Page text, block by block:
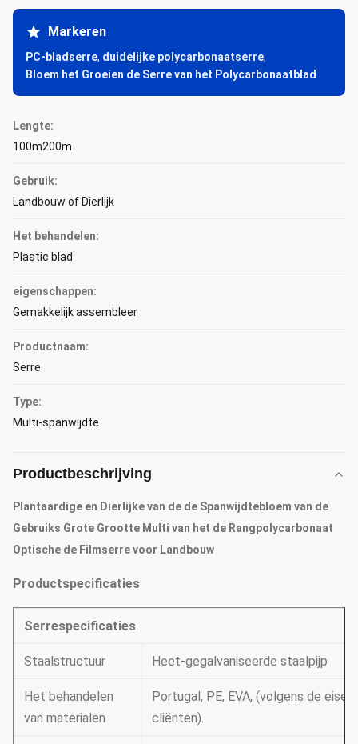
Markeren
PC-bladserre, duidelijke polycarbonaatserre,
Bloem het Groeien de Serre van het Polycarbonaatblad
Lengte:
100m200m
Gebruik:
Landbouw of Dierlijk
Het behandelen:
Plastic blad
eigenschappen:
Gemakkelijk assembleer
Productnaam:
Serre
Type:
Multi-spanwijdte
Productbeschrijving
Plantaardige en Dierlijke van de de Spanwijdtebloem van de
Gebruiks Grote Grootte Multi van het de Rangpolycarbonaat
Optische de Filmserre voor Landbouw
Productspecificaties
Serrespecificaties
Staalstructuur Heet-gegalvaniseerde staalpijp
Het behandelen
van materialen
Portugal, PE, EVA, (volgens de eisen
cliënten).